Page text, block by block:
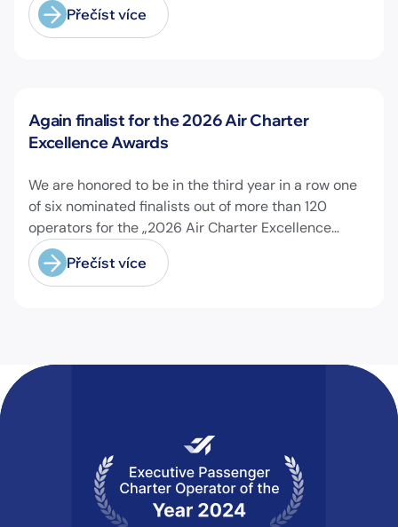
Přečíst více
Novinky
Again finalist for the 2026 Air Charter
Excellence Awards
We are honored to be in the third year in a row one
of six nominated finalists out of more than 120
operators for the „2026 Air Charter Excellence
Awards“ in the category „Executive Passenger
Charter Operator of the Year (18 seats or less)“!
@theaircharterassociation
Přečíst více